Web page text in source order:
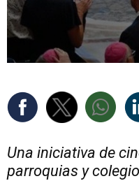
Una iniciativa de
parroquias y